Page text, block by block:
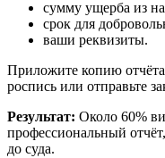
сумму ущерба из
срок для
ваши реквизиты.
Приложите копию
роспись или отправьте
Результат: Около 60%
профессиональный
до суда.